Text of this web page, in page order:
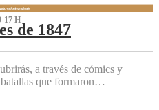
17 H
de 1847
a través de cómics y
que formaron…